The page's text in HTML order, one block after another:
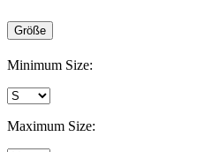
Größe
Minimum Size:
Maximum Size: